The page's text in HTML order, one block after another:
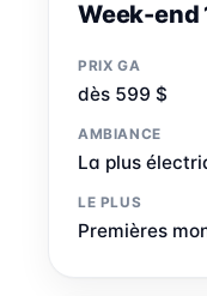
Week-end
PRIX GA
dès 599 $
AMBIANCE
La plus
LE PLUS
Premières